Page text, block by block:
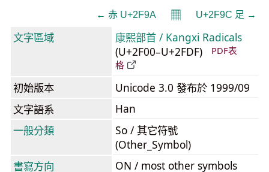
← ⾚ U+2F9A 𝄜 U+2F9C ⾜ →
文字區域
康熙部首 / Kangxi Radicals
(U+2F00–U+2FDF)
PDF表
格
初始版本
Unicode 3.0 發布於 1999/09
文字語系
Han
一般分類
So / 其它符號
(Other_Symbol)
書寫方向
ON / most other symbols